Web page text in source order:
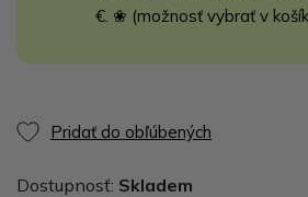
€. ❀ (možnosť vybrať v
Pridať do obľúbených
Dostupnosť: Skladem